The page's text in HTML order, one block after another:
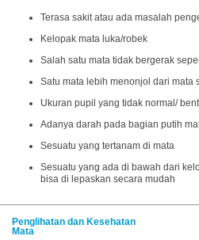
Terasa sakit atau ada masalah
Kelopak mata luka/robek
Salah satu mata tidak bergerak
Satu mata lebih menonjol dari mata
Ukuran pupil yang tidak normal/
Adanya darah pada bagian putih
Sesuatu yang tertanam di mata
Sesuatu yang ada di bawah dari
bisa di lepaskan secara mudah
Penglihatan dan Kesehatan
Mata